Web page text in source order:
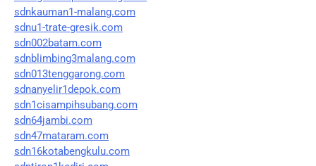
sdnkauman1-malang.com
sdnu1-trate-gresik.com
sdn002batam.com
sdnblimbing3malang.com
sdn013tenggarong.com
sdnanyelir1depok.com
sdn1cisampihsubang.com
sdn64jambi.com
sdn47mataram.com
sdn16kotabengkulu.com